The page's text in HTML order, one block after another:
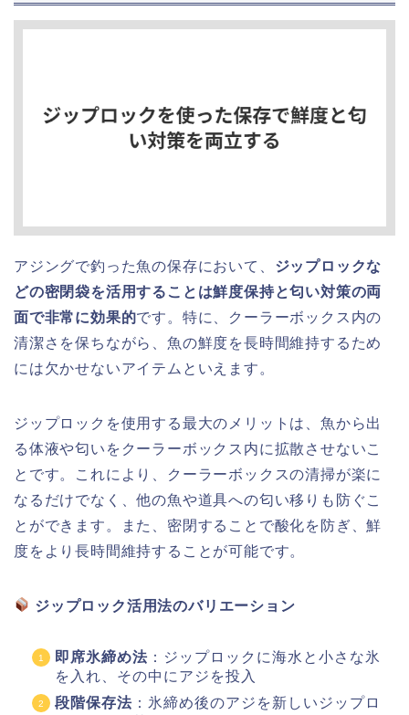
アジングで釣った魚の保存において、 ジップロックな
どの密閉袋を活用することは鮮度保持と匂い対策の両
面で非常に効果的です。特に、クーラーボックス内の
清潔さを保ちながら、魚の鮮度を長時間維持するため
には欠かせないアイテムといえます。
ジップロックを使用する最大のメリットは、魚から出
る体液や匂いをクーラーボックス内に拡散させないこ
とです。これにより、クーラーボックスの清掃が楽に
なるだけでなく、他の魚や道具への匂い移りも防ぐこ
とができます。また、密閉することで酸化を防ぎ、鮮
度をより長時間維持することが可能です。
ジップロック活用法のバリエーション
即席氷締め法 ：ジップロックに海水と小さな氷
を入れ、その中にアジを投入
段階保存法 ：氷締め後のアジを新しいジップロ